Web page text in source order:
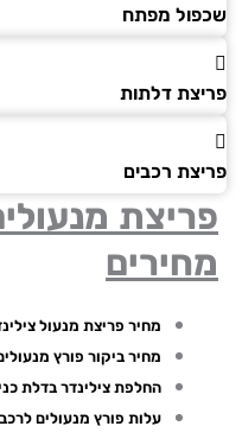
מפתח
דלתות
רכבים
מנעולים
מחיר פריצת מנעול צילינדר
מ-
מחיר ביקור פורץ מנעולים
מ-150 ₪
החלפת צילינדר בדלת כניסה
עלות פורץ מנעולים לרכב
מ-200 ₪